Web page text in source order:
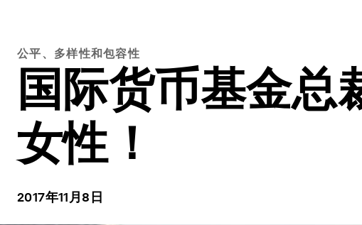
公平、多样性和包容性
国际货币基金总
女性！
2017年11月8日